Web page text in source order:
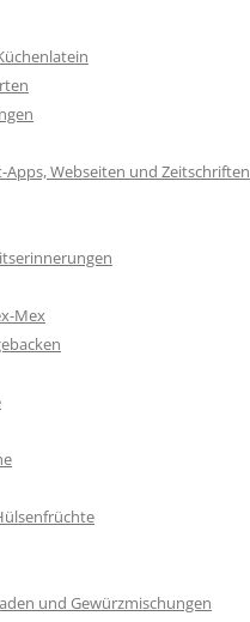
Apps, Webseiten und Zeitschriften
Mex
und Gewürzmischungen